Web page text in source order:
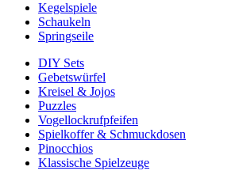
Kegelspiele
Schaukeln
Springseile
DIY Sets
Gebetswürfel
Kreisel & Jojos
Puzzles
Vogellockrufpfeifen
Spielkoffer & Schmuckdosen
Pinocchios
Klassische Spielzeuge